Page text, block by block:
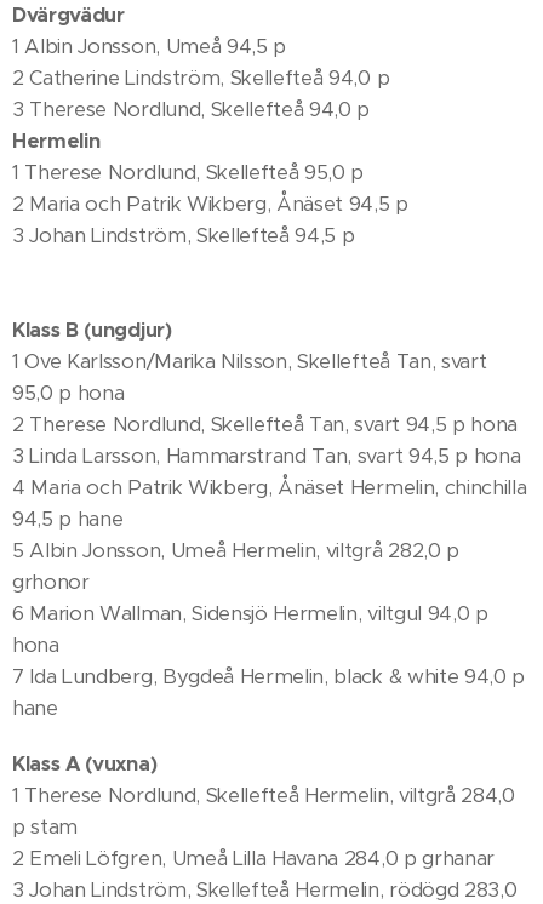
Dvärgvädur
1 Albin Jonsson, Umeå 94,5 p
2 Catherine Lindström, Skellefteå 94,0 p
3 Therese Nordlund, Skellefteå 94,0 p
Hermelin
1 Therese Nordlund, Skellefteå 95,0 p
2 Maria och Patrik Wikberg, Ånäset 94,5 p
3 Johan Lindström, Skellefteå 94,5 p
Klass B (ungdjur)
1 Ove Karlsson/Marika Nilsson, Skellefteå Tan, svart
95,0 p hona
2 Therese Nordlund, Skellefteå Tan, svart 94,5 p hona
3 Linda Larsson, Hammarstrand Tan, svart 94,5 p hona
4 Maria och Patrik Wikberg, Ånäset Hermelin, chinchilla
94,5 p hane
5 Albin Jonsson, Umeå Hermelin, viltgrå 282,0 p
grhonor
6 Marion Wallman, Sidensjö Hermelin, viltgul 94,0 p
hona
7 Ida Lundberg, Bygdeå Hermelin, black & white 94,0 p
hane
Klass A (vuxna)
1 Therese Nordlund, Skellefteå Hermelin, viltgrå 284,0
p stam
2 Emeli Löfgren, Umeå Lilla Havana 284,0 p grhanar
3 Johan Lindström, Skellefteå Hermelin, rödögd 283,0